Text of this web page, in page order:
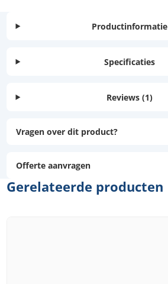
Productinformatie
Specificaties
Reviews (1)
Vragen over dit product?
Offerte aanvragen
Gerelateerde producten